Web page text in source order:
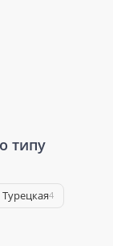
типу
Турецкая4